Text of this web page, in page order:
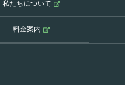
私たちについて
料金案内